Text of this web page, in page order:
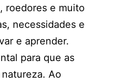
roedores e muito
necessidades e
e aprender.
para que as
Ao